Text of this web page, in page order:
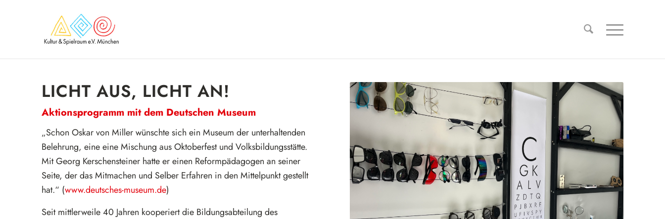
LICHT AUS, LICHT AN!
Aktionsprogramm mit dem Deutschen Museum
„Schon Oskar von Miller wünschte sich ein Museum der unterhaltenden
Belehrung, eine eine Mischung aus Oktoberfest und Volksbildungsstätte.
Mit Georg Kerschensteiner hatte er einen Reformpädagogen an seiner
Seite, der das Mitmachen und Selber Erfahren in den Mittelpunkt gestellt
hat.“ (www.deutsches-museum.de)
Seit mittlerweile 40 Jahren kooperiert die Bildungsabteilung des